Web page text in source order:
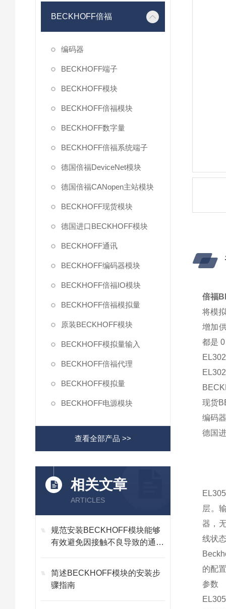
BECKHOFF倍福
编码器
BECKHOFF端子
BECKHOFF模块
BECKHOFF倍福模块
BECKHOFF数字量
BECKHOFF倍福系统端子
德国倍福DeviceNet模块
德国倍福CANopen主站模块
BECKHOFF现货模块
德国进口BECKHOFF模块
BECKHOFF通讯
BECKHOFF编码器模块
BECKHOFF倍福IO模块
BECKHOFF倍福模拟量
原装BECKHOFF模块
BECKHOFF模拟量输入
BECKHOFF倍福代理
BECKHOFF模拟量
BECKHOFF电源模块
查看全部产品 >>
相关文章
ARTICLES
规范安装BECKHOFF模块能够
有效避免因接触不良导致的通讯
简述BECKHOFF模块的安装步
骤指南
倍福
将模
增加
都是
现货
编码
德国
层。
器，
线状
的配
参数